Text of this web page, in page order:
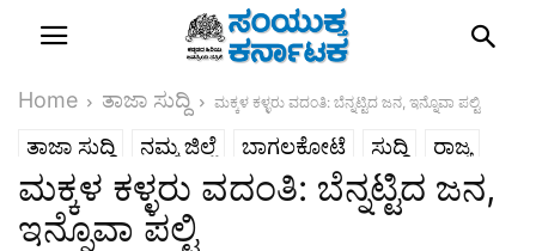
Home ತಾಜಾ ಸುದ್ದಿ ಮಕ್ಕಳ ಕಳ್ಳರು ವದಂತಿ: ಬೆನ್ನಟ್ಟಿದ ಜನ, ಇನ್ನೊವಾ ಪಲ್ಟಿ
ತಾಜಾ ಸುದ್ದಿ ನಮ್ಮ ಜಿಲ್ಲೆ ಬಾಗಲಕೋಟೆ ಸುದ್ದಿ ರಾಜ್ಯ
ಮಕ್ಕಳ ಕಳ್ಳರು ವದಂತಿ: ಬೆನ್ನಟ್ಟಿದ ಜನ,
ಇನ್ನೊವಾ ಪಲ್ಟಿ